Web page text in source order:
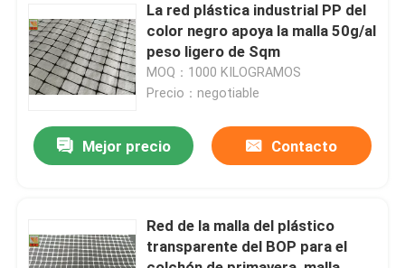
Éntrenos en contacto con
Pida una cita
Red plástica sacada
Red agrícola
La red plástica industrial PP del
color negro apoya la malla 50g/al
peso ligero de Sqm
MOQ：1000 KILOGRAMOS
Precio：negotiable
Mejor precio Contacto
Red de la malla del plástico
transparente del BOP para el